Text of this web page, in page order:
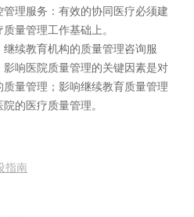
理服务：有效的协同医疗必须建
量管理工作基础上。
续教育机构的质量管理咨询服
影响医院质量管理的关键因素是对
质量管理；影响继续教育质量管理
的医疗质量管理。
指南